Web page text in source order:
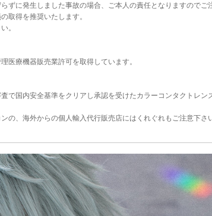
ずに発生しました事故の場合、ご本人の責任となりますのでご
取得を推奨いたします。
。
医療機器販売業許可を取得しています。
で国内安全基準をクリアし承認を受けたカラーコンタクトレン
の、海外からの個人輸入代行販売店にはくれぐれもご注意下さ